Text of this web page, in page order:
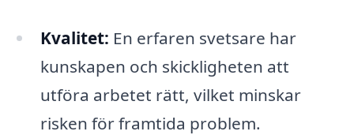
Kvalitet: En erfaren svetsare har
kunskapen och skickligheten att
utföra arbetet rätt, vilket minskar
risken för framtida problem.